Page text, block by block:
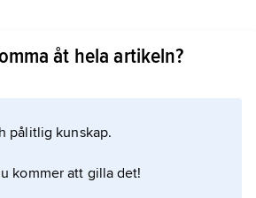
åt hela artikeln?
pålitlig kunskap.
kommer att gilla det!